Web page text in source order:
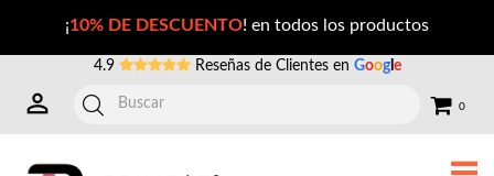
¡10% DE DESCUENTO! en todos los productos
4.9 Reseñas de Clientes en Google
0